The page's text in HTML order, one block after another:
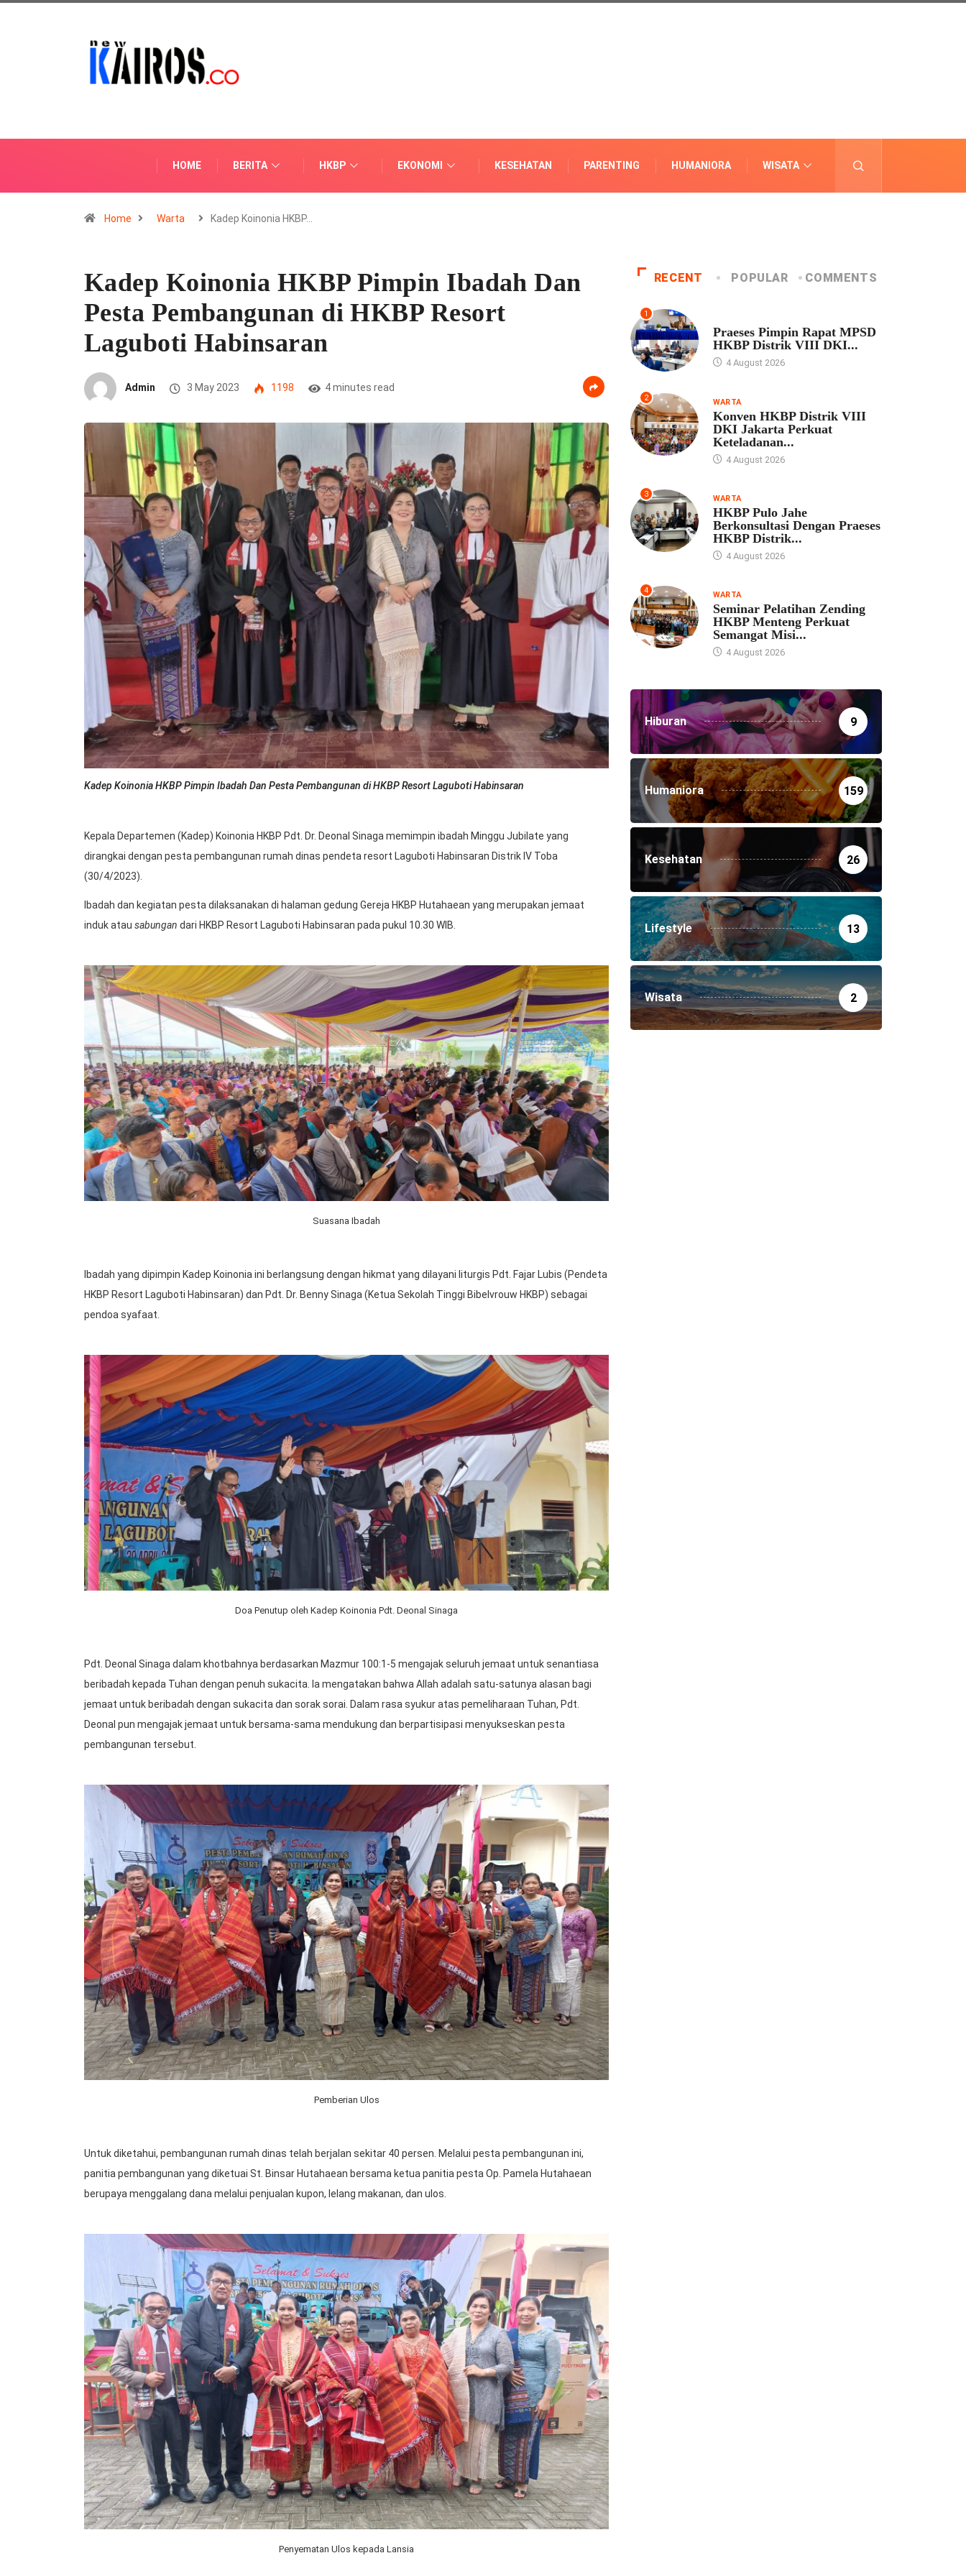
HOME BERITA HKBP EKONOMI KESEHATAN PARENTING HUMANIORA WISATA
Home Warta Kadep Koinonia HKBP…
Kadep Koinonia HKBP Pimpin Ibadah Dan
Pesta Pembangunan di HKBP Resort
Laguboti Habinsaran
Admin 3 May 2023 1198 4 minutes read
Kadep Koinonia HKBP Pimpin Ibadah Dan Pesta Pembangunan di HKBP Resort Laguboti Habinsaran
Kepala Departemen (Kadep) Koinonia HKBP Pdt. Dr. Deonal Sinaga memimpin ibadah Minggu Jubilate yang
dirangkai dengan pesta pembangunan rumah dinas pendeta resort Laguboti Habinsaran Distrik IV Toba
(30/4/2023).
Ibadah dan kegiatan pesta dilaksanakan di halaman gedung Gereja HKBP Hutahaean yang merupakan jemaat
induk atau sabungan dari HKBP Resort Laguboti Habinsaran pada pukul 10.30 WIB.
Suasana Ibadah
Ibadah yang dipimpin Kadep Koinonia ini berlangsung dengan hikmat yang dilayani liturgis Pdt. Fajar Lubis (Pendeta
HKBP Resort Laguboti Habinsaran) dan Pdt. Dr. Benny Sinaga (Ketua Sekolah Tinggi Bibelvrouw HKBP) sebagai
pendoa syafaat.
Doa Penutup oleh Kadep Koinonia Pdt. Deonal Sinaga
Pdt. Deonal Sinaga dalam khotbahnya berdasarkan Mazmur 100:1-5 mengajak seluruh jemaat untuk senantiasa
beribadah kepada Tuhan dengan penuh sukacita. Ia mengatakan bahwa Allah adalah satu-satunya alasan bagi
jemaat untuk beribadah dengan sukacita dan sorak sorai. Dalam rasa syukur atas pemeliharaan Tuhan, Pdt.
Deonal pun mengajak jemaat untuk bersama-sama mendukung dan berpartisipasi menyukseskan pesta
pembangunan tersebut.
Pemberian Ulos
Untuk diketahui, pembangunan rumah dinas telah berjalan sekitar 40 persen. Melalui pesta pembangunan ini,
panitia pembangunan yang diketuai St. Binsar Hutahaean bersama ketua panitia pesta Op. Pamela Hutahaean
berupaya menggalang dana melalui penjualan kupon, lelang makanan, dan ulos.
Penyematan Ulos kepada Lansia
RECENT POPULAR COMMENTS
1
Praeses Pimpin Rapat MPSD
HKBP Distrik VIII DKI...
4 August 2026
2 WARTA
Konven HKBP Distrik VIII
DKI Jakarta Perkuat
Keteladanan...
4 August 2026
3 WARTA
HKBP Pulo Jahe
Berkonsultasi Dengan Praeses
HKBP Distrik...
4 August 2026
4 WARTA
Seminar Pelatihan Zending
HKBP Menteng Perkuat
Semangat Misi...
4 August 2026
Hiburan 9
Humaniora 159
Kesehatan 26
Lifestyle 13
Wisata 2